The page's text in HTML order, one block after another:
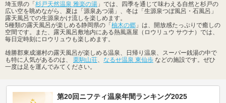
埼玉県の「 杉戸天然温泉 雅楽の湯 」では、四季を通じて味わえる自然と杉戸の
広い空を眺めながら、夏は「源泉あつ湯」、冬は「生源泉つぼ風呂・石風呂」
露天風呂での生源泉かけ流しを楽しめます。
5種類の露天風呂が楽しめる静岡県の「 柚木の郷 」は、開放感たっぷりで癒しの
空間です。また、露天風呂敷地内にある熱風蒸屋（ロウリュウ サウナ）では、
毎日定時刻にロウリュウも楽しめます。
雄勝郡東成瀬村の露天風呂が楽しめる温泉、日帰り温泉、スーパー銭湯の中で
も特に人気があるのは、 栗駒山荘、 なるせ温泉 東仙歩 などの施設です。ぜひ
一度は足を運んでみてください。
第20回ニフティ温泉年間ランキング2025